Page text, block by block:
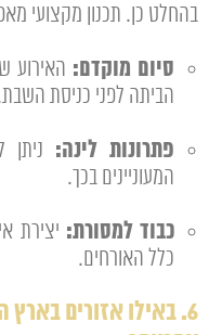
בהחלט כן. תכנון מקצועי
סיום מוקדם: האירוע
הביתה לפני כניסת
פתרונות לינה:
המעוניינים בכך.
כבוד למסורת: יצירת
כלל האורחים.
6. באילו אזורים